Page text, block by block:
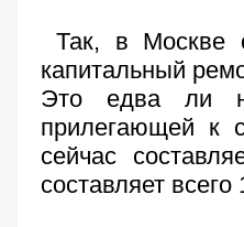
Так, в Москве
капитальный
Это едва ли
прилегающей к
сейчас
составляет